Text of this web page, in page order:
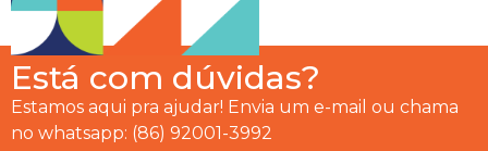
Está com dúvidas?
Estamos aqui pra ajudar! Envia um e-mail ou chama
no whatsapp: (86) 92001-3992